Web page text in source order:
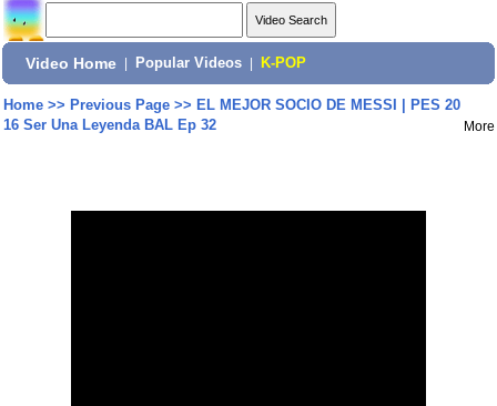
Video Home Popular Videos K-POP
Home>> Previous Page>> EL MEJOR SOCIO DE MESSI | PES 20
16 Ser Una Leyenda BAL Ep 32
More